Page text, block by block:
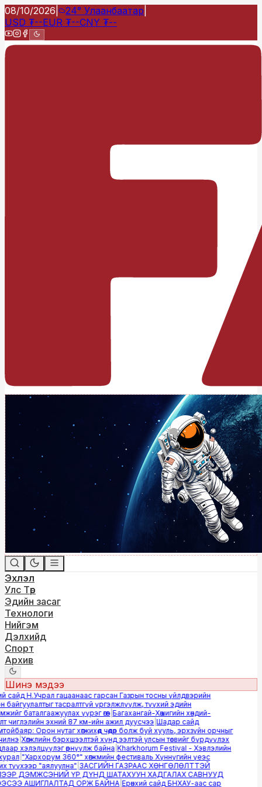
08/10/2026 24° Улаанбаатар
USD ₮--EUR ₮--CNY ₮--
Эхлэл
Улс Төр
Эдийн засаг
Технологи
Нийгэм
Дэлхийд
Спорт
Архив
Шинэ мэдээ
сайд Н.Учрал гацаанаас гарсан Газрын тосны үйлдвэрийн
тасралтгүй үргэлжлүүлж, түүхий эдийн
баталгаажуулах үүрэг өгөв|Багахангай-Хөшигийн хөндий-
эхний 87 км-ийн ажил дуусчээ|Шадар сайд
Орон нутаг хөгжихөд чөдөр болж буй хууль, эрхзүйн орчныг
|Хөгжлийн бэрхшээлтэй хүнд ээлтэй улсын төсвийг бүрдүүлэх
хэлэлцүүлэг өрнүүлж байна|Kharkhorum Festival - Хэвлэлийн
|"Хархорум 360°" хөгжмийн фестиваль Хүннүгийн үеэс
"аялуулна"|ЗАСГИЙН ГАЗРААС ХӨНГӨЛӨЛТТЭЙ
ДЭМЖСЭНИЙ ҮР ДҮНД ШАТАХУУН ХАДГАЛАХ САВНУУД
АШИГЛАЛТАД ОРЖ БАЙНА|Ерөнхий сайд БНХАУ-аас сар